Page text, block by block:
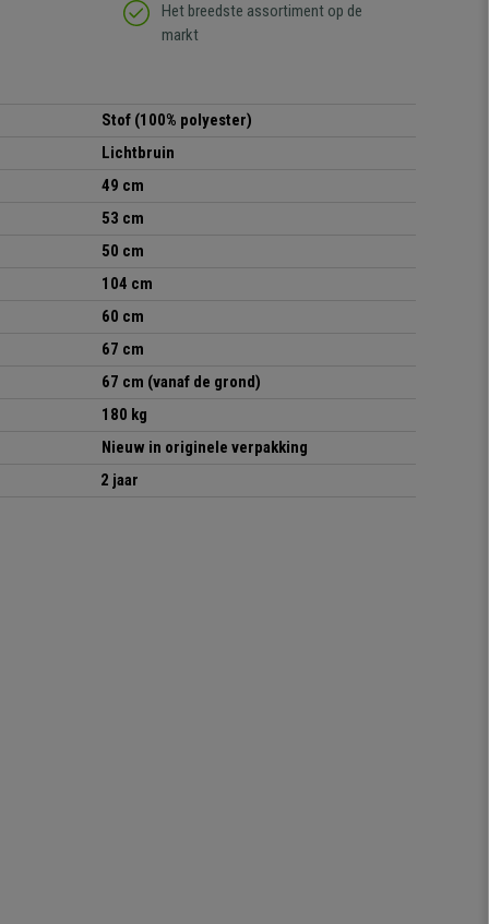
Het breedste assortiment op de
markt
Stof (100% polyester)
Lichtbruin
49 cm
53 cm
50 cm
104 cm
60 cm
67 cm
67 cm (vanaf de grond)
180 kg
Nieuw in originele verpakking
2 jaar